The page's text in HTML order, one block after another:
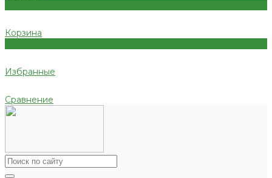
Корзина
Избранные
Сравнение